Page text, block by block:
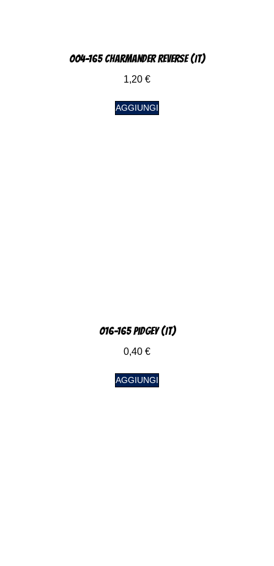
004-165 Charmander Reverse (IT)
1,20 €
AGGIUNGI
016-165 Pidgey (IT)
0,40 €
AGGIUNGI